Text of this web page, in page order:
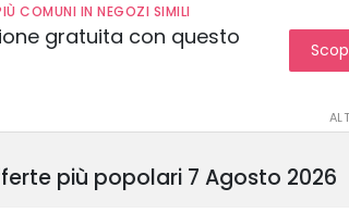
COMUNI IN NEGOZI SIMILI
gratuita con questo
più popolari 7 Agosto 2026